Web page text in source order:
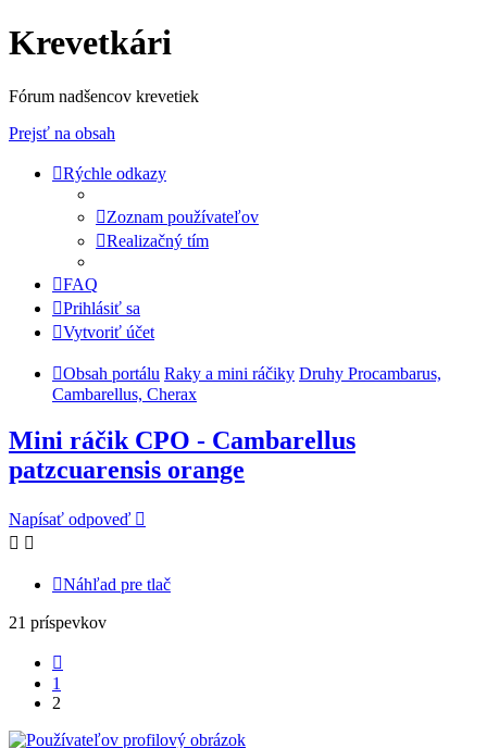
Krevetkári
Fórum nadšencov krevetiek
Prejsť na obsah
Rýchle odkazy
Zoznam používateľov
Realizačný tím
FAQ
Prihlásiť sa
Vytvoriť účet
Obsah portálu Raky a mini ráčiky Druhy Procambarus,
Cambarellus, Cherax
Mini ráčik CPO - Cambarellus
patzcuarensis orange
Napísať odpoveď
Náhľad pre tlač
21 príspevkov
1
2